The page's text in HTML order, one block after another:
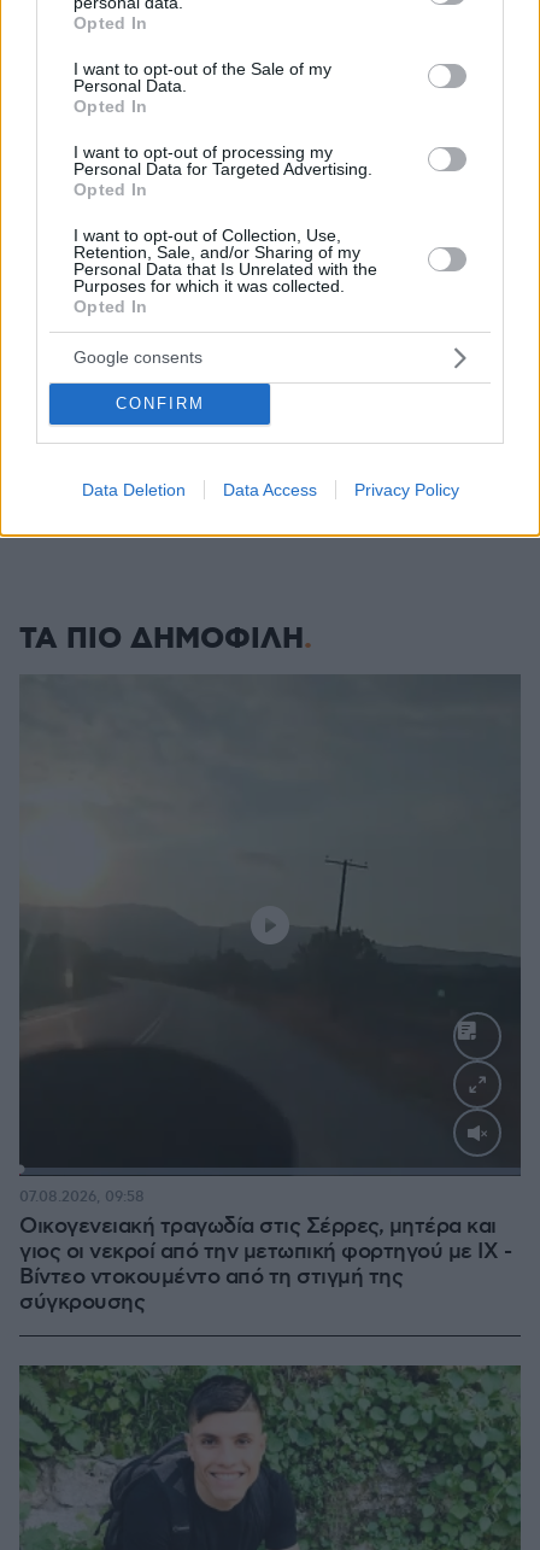
grant or deny consent to Google and its third-party tags to
use your data for below specified purposes in below Google
consent section.
Opted In
I want to opt-out of the Sale of my
Personal Data.
Opted In
I want to opt-out of processing my
Personal Data for Targeted Advertising.
Opted In
I want to opt-out of Collection, Use,
Retention, Sale, and/or Sharing of my
Personal Data that Is Unrelated with the
Purposes for which it was collected.
Opted In
Google consents
CONFIRM
Data Deletion Data Access Privacy Policy
«Δεν θα με κυριεύσει ο φόβος»: Ο περιπτεράς της
Γαστούνης άνοιξε ξανά το κατάστημά του μετά τις
επιθέσεις και τον εμπρησμό
πριν 17 λεπτά
Εντοπίστηκε φυτεία με περισσότερα από 2.000
δενδρύλλια κάνναβης σε δύσβατη δασική περιοχή στην
Φθιώτιδα, δείτε βίντεο
Θυρεοειδής: Τι να τρώτε και τι να αποφεύγετε – Τα
τρόφιμα και τα συμπληρώματα που χρειάζονται προσοχή
πριν 18 λεπτά
Ποιο είναι το αγαπημένο αυτοκίνητο του Κυριάκου
Μητσοτάκη
πριν 20 λεπτά
Συγκρίνουμε τα δύο πιο δημοφιλή ηλεκτρικά - Ποιο
πριν 20 λεπτά
ΤΑ ΠΙΟ ΔΗΜΟΦΙΛΗ
Loaded:
Οικογενειακή τραγωδία στις Σέρρες, μητέρα και
γιος οι νεκροί από την μετωπική φορτηγού με ΙΧ -
Βίντεο ντοκουμέντο από τη στιγμή της
σύγκρουσης
07.08.2026, 09:58